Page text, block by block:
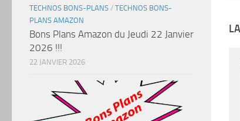
TECHNOS BONS-PLANS / TECHNOS BONS-
PLANS AMAZON
Bons Plans Amazon du Jeudi 22 Janvier
2026 !!!
22 JANVIER 2026